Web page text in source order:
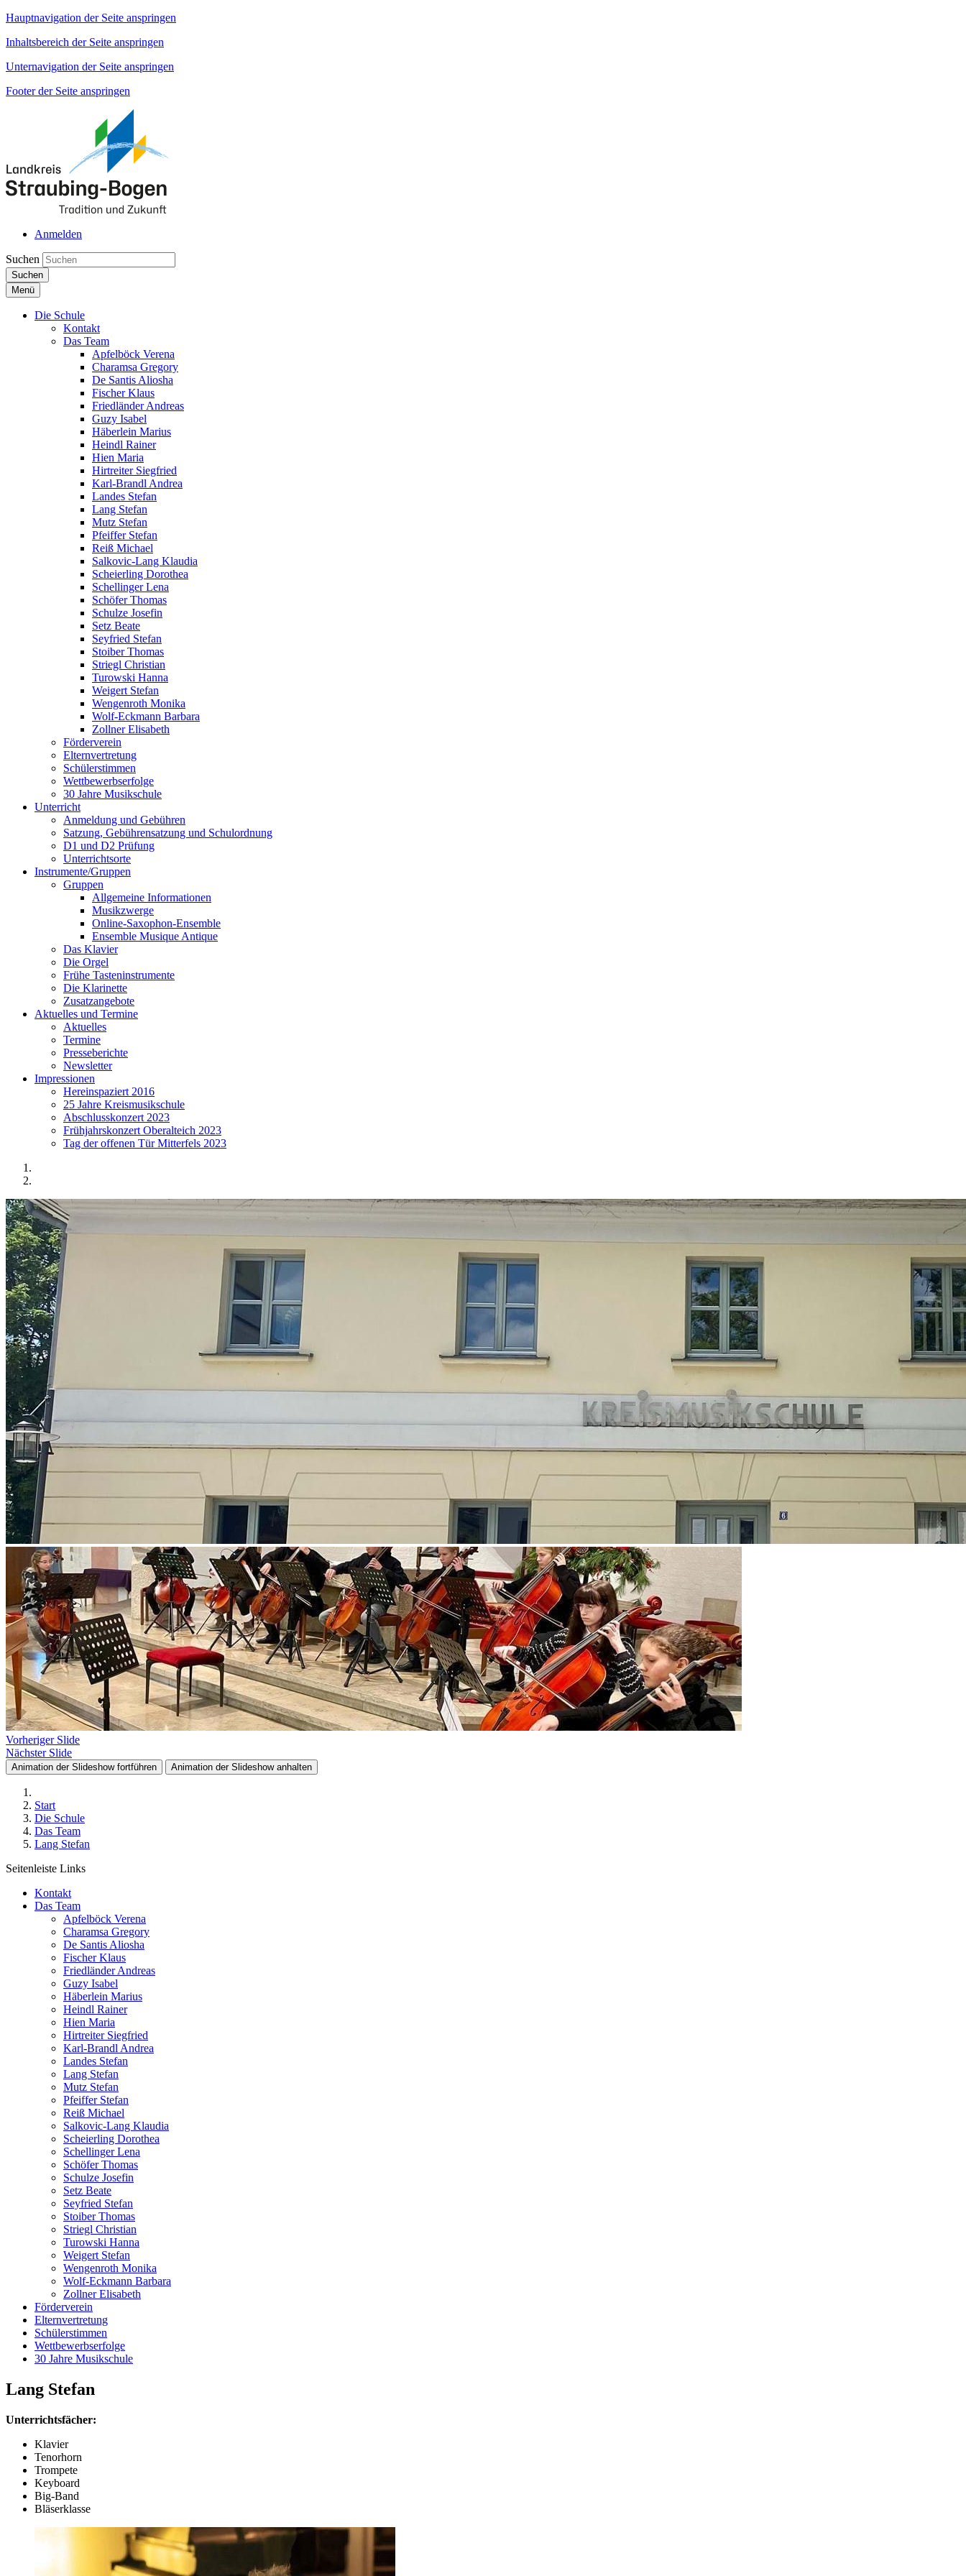
Hauptnavigation der Seite anspringen
Inhaltsbereich der Seite anspringen
Unternavigation der Seite anspringen
Footer der Seite anspringen
Anmelden
Suchen
Suchen
Menü
Die Schule
Kontakt
Das Team
Apfelböck Verena
Charamsa Gregory
De Santis Aliosha
Fischer Klaus
Friedländer Andreas
Guzy Isabel
Häberlein Marius
Heindl Rainer
Hien Maria
Hirtreiter Siegfried
Karl-Brandl Andrea
Landes Stefan
Lang Stefan
Mutz Stefan
Pfeiffer Stefan
Reiß Michael
Salkovic-Lang Klaudia
Scheierling Dorothea
Schellinger Lena
Schöfer Thomas
Schulze Josefin
Setz Beate
Seyfried Stefan
Stoiber Thomas
Striegl Christian
Turowski Hanna
Weigert Stefan
Wengenroth Monika
Wolf-Eckmann Barbara
Zollner Elisabeth
Förderverein
Elternvertretung
Schülerstimmen
Wettbewerbserfolge
30 Jahre Musikschule
Unterricht
Anmeldung und Gebühren
Satzung, Gebührensatzung und Schulordnung
D1 und D2 Prüfung
Unterrichtsorte
Instrumente/Gruppen
Gruppen
Allgemeine Informationen
Musikzwerge
Online-Saxophon-Ensemble
Ensemble Musique Antique
Das Klavier
Die Orgel
Frühe Tasteninstrumente
Die Klarinette
Zusatzangebote
Aktuelles und Termine
Aktuelles
Termine
Presseberichte
Newsletter
Impressionen
Hereinspaziert 2016
25 Jahre Kreismusikschule
Abschlusskonzert 2023
Frühjahrskonzert Oberalteich 2023
Tag der offenen Tür Mitterfels 2023
Vorheriger Slide
Nächster Slide
Animation der Slideshow fortführen Animation der Slideshow anhalten
Start
Die Schule
Das Team
Lang Stefan
Seitenleiste Links
Kontakt
Das Team
Apfelböck Verena
Charamsa Gregory
De Santis Aliosha
Fischer Klaus
Friedländer Andreas
Guzy Isabel
Häberlein Marius
Heindl Rainer
Hien Maria
Hirtreiter Siegfried
Karl-Brandl Andrea
Landes Stefan
Lang Stefan
Mutz Stefan
Pfeiffer Stefan
Reiß Michael
Salkovic-Lang Klaudia
Scheierling Dorothea
Schellinger Lena
Schöfer Thomas
Schulze Josefin
Setz Beate
Seyfried Stefan
Stoiber Thomas
Striegl Christian
Turowski Hanna
Weigert Stefan
Wengenroth Monika
Wolf-Eckmann Barbara
Zollner Elisabeth
Förderverein
Elternvertretung
Schülerstimmen
Wettbewerbserfolge
30 Jahre Musikschule
Lang Stefan
Unterrichtsfächer:
Klavier
Tenorhorn
Trompete
Keyboard
Big-Band
Bläserklasse